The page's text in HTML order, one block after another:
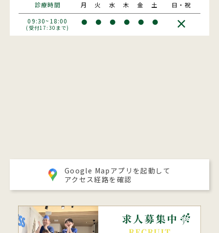
診療時間 月 火 水 木 金 土
日・祝
09:30~18:00
(受付17:30まで)
● ● ● ● ● ● ×
Google Mapアプリを起動して
アクセス経路を確認